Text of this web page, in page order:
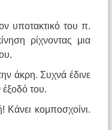
υποτακτικό του π.
ρίχνοντας μια
άκρη. Συχνά έδινε
έξοδό του.
κομποσχοίνι.